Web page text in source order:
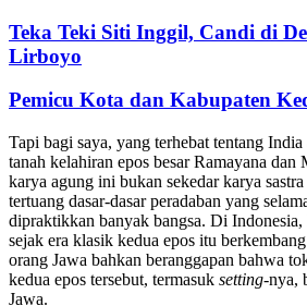
Teka Teki Siti Inggil, Candi di
Lirboyo
Pemicu Kota dan Kabupaten
Tapi bagi saya, yang terhebat tentang
tanah kelahiran epos besar Ramayana dan
karya agung ini bukan sekedar karya
tertuang dasar-dasar peradaban yang
dipraktikkan banyak bangsa. Di Indonesia,
sejak era klasik kedua epos itu
orang Jawa bahkan beranggapan bahwa
kedua epos tersebut, termasuk setting-nya,
Jawa.